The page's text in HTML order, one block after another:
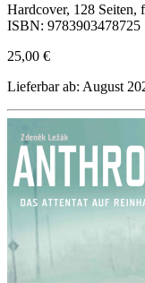
Hardcover, 128 Seiten,
ISBN: 9783903478725
25,00 €
Lieferbar ab: August